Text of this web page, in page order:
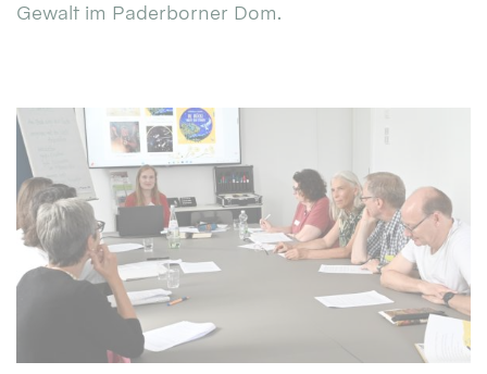
Gewalt im Paderborner Dom.